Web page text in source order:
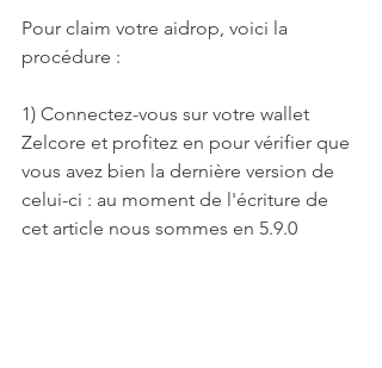
Pour claim votre aidrop, voici la
procédure :
1) Connectez-vous sur votre wallet
Zelcore et profitez en pour vérifier que
vous avez bien la dernière version de
celui-ci : au moment de l'écriture de
cet article nous sommes en 5.9.0